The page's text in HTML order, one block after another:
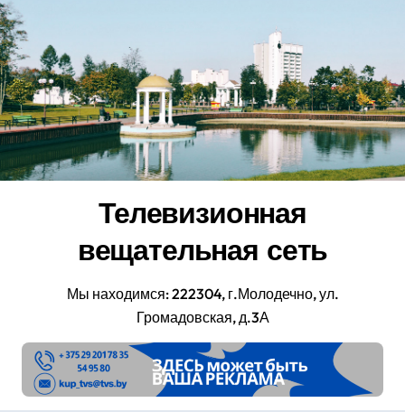
Перейти
к
содержанию
Телевизионная
вещательная сеть
Мы находимся: 222304, г.Молодечно, ул.
Громадовская, д.3А